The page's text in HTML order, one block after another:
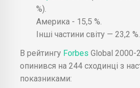
%).
Америка - 15,5 %.
Інші частини світу — 23,2 %.
В рейтингу Forbes Global 2000-
опинився на 244 сходинці з
показниками: